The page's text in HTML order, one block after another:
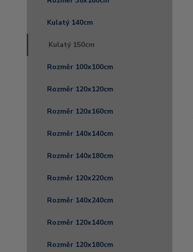
Kulatý 140cm
Kulatý 150cm
Rozměr 100x100cm
Rozměr 120x120cm
Rozměr 120x160cm
Rozměr 140x140cm
Rozměr 140x180cm
Rozměr 120x220cm
Rozměr 140x240cm
Rozměr 120x140cm
Rozměr 120x180cm